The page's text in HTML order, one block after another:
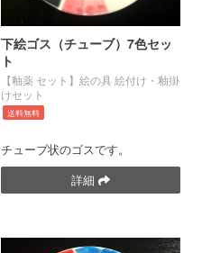
下絵ゴス（チューブ）7色セッ
ト
【釉薬 セット】絵の具 絵付け・釉掛
けセット
送料無料
チューブ状のゴスです。
詳細